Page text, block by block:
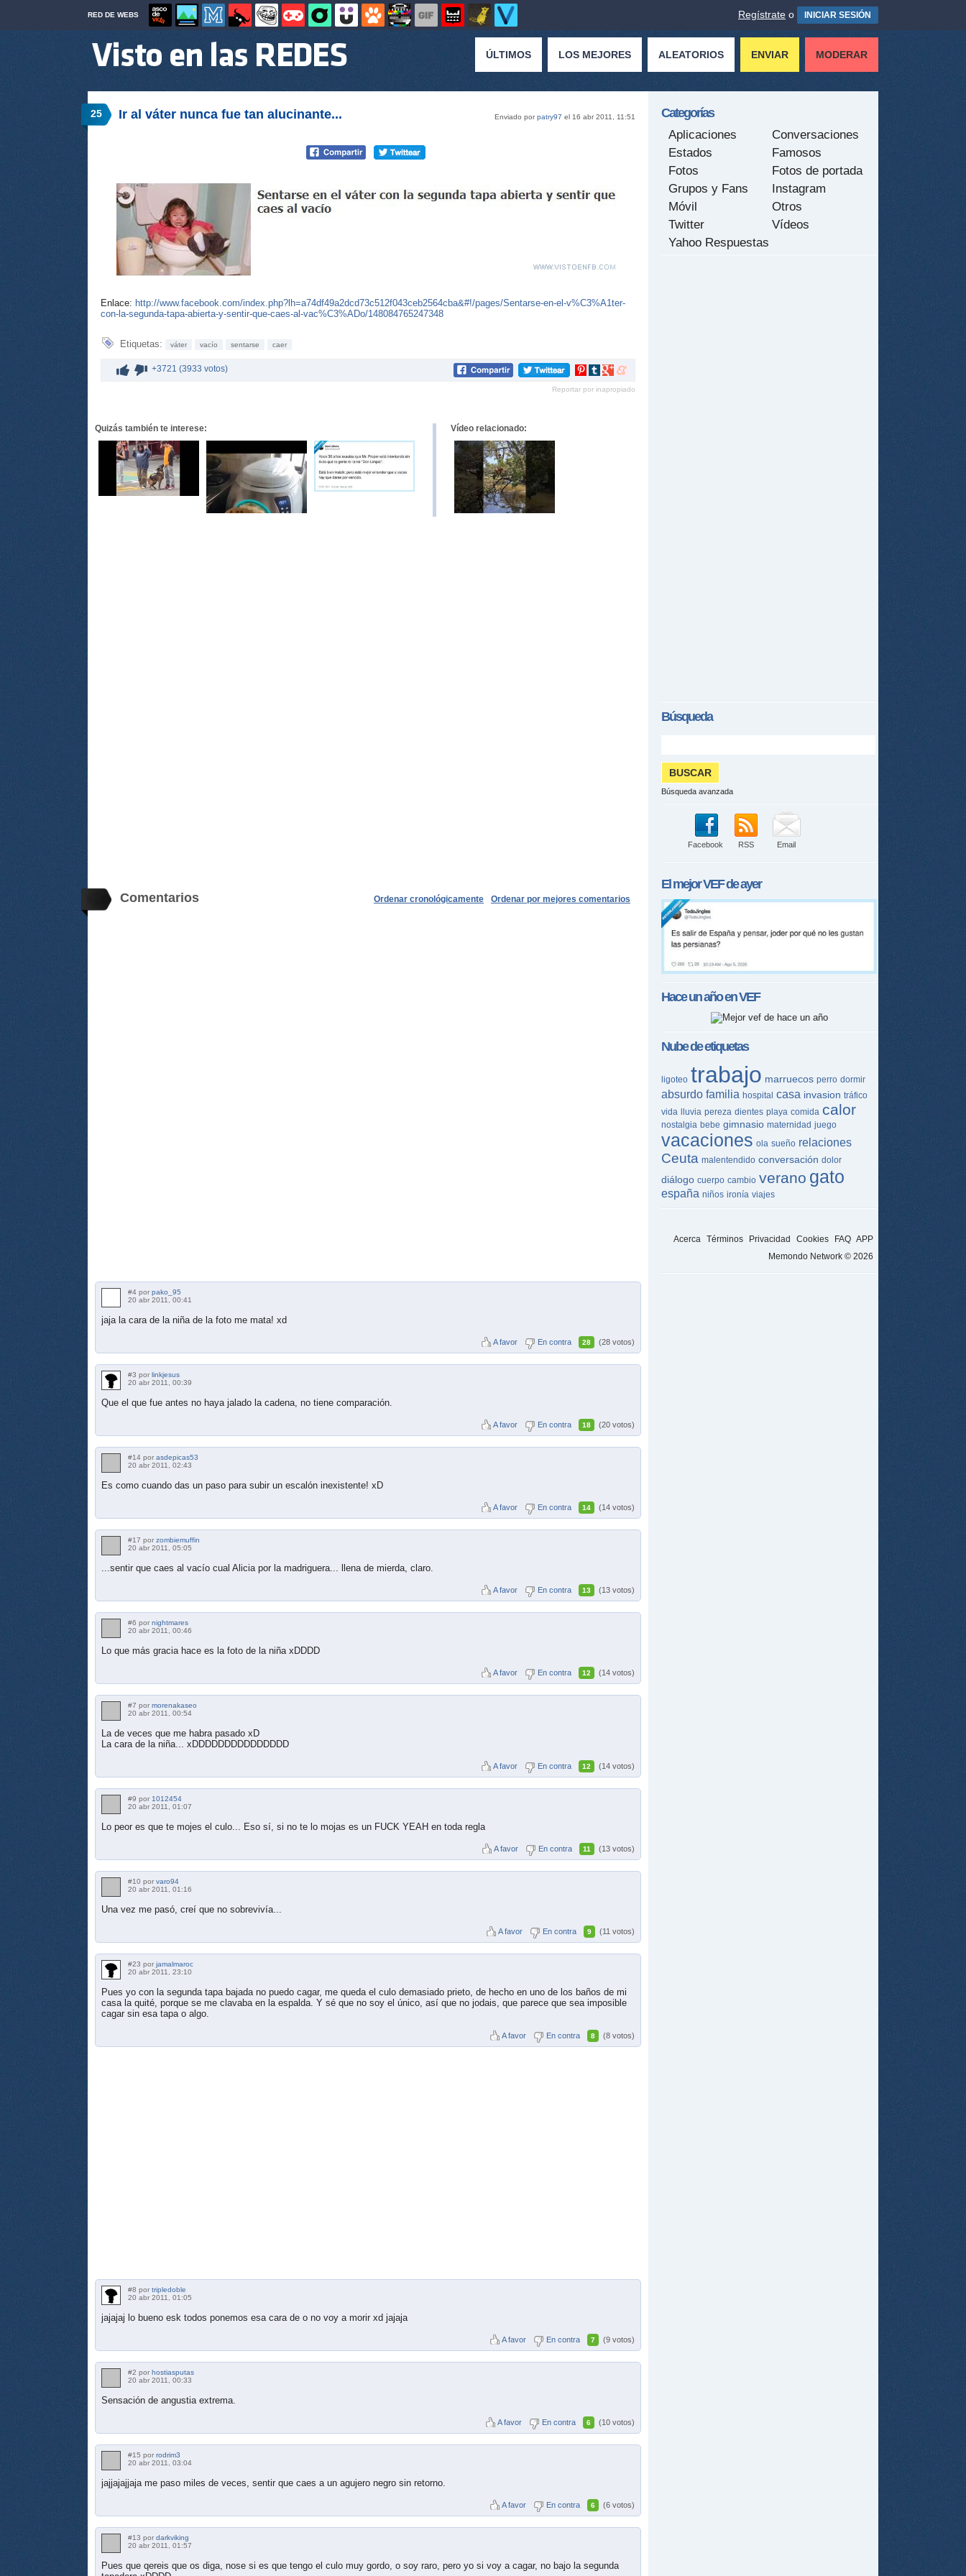
RED DE WEBS Regístrate o INICIAR SESIÓN
ÚLTIMOS LOS MEJORES ALEATORIOS ENVIAR MODERAR
25 Enviado porpatry97 el 16 abr 2011, 11:51
Ir al váter nunca fue tan alucinante...
Enlace: http://www.facebook.com/index.php?lh=a74df49a2dcd73c512f043ceb2564cba&#!/pages/Sentarse-en-el-v%C3%A1ter-
con-la-segunda-tapa-abierta-y-sentir-que-caes-al-vac%C3%ADo/148084765247348
Etiquetas: váter vacío sentarse caer
+3721 (3933 votos)
Compartir
Pinterest
Compartir
tumblr
Compartir
Google+
Compartir
meneame
Reportar por inapropiado
Quizás también te interese: Vídeo relacionado:
Comentarios Ordenar por mejores comentarios
Ordenar cronológicamente
#4 por pako_95
20 abr 2011, 00:41
jaja la cara de la niña de la foto me mata! xd
A favor En contra 28 (28 votos)
#3 por linkjesus
20 abr 2011, 00:39
Que el que fue antes no haya jalado la cadena, no tiene comparación.
A favor En contra 18 (20 votos)
#14 por asdepicas53
20 abr 2011, 02:43
Es como cuando das un paso para subir un escalón inexistente! xD
A favor En contra 14 (14 votos)
#17 por zombiemuffin
20 abr 2011, 05:05
...sentir que caes al vacío cual Alicia por la madriguera... llena de mierda, claro.
A favor En contra 13 (13 votos)
#6 por nightmares
20 abr 2011, 00:46
Lo que más gracia hace es la foto de la niña xDDDD
A favor En contra 12 (14 votos)
#7 por morenakaseo
20 abr 2011, 00:54
La de veces que me habra pasado xD
La cara de la niña... xDDDDDDDDDDDDDDD
A favor En contra 12 (14 votos)
#9 por 1012454
20 abr 2011, 01:07
Lo peor es que te mojes el culo... Eso sí, si no te lo mojas es un FUCK YEAH en toda regla
A favor En contra 11 (13 votos)
#10 por varo94
20 abr 2011, 01:16
Una vez me pasó, creí que no sobrevivía...
A favor En contra 9 (11 votos)
#23 por jamalmaroc
20 abr 2011, 23:10
Pues yo con la segunda tapa bajada no puedo cagar, me queda el culo demasiado prieto, de hecho en uno de los baños de mi
casa la quité, porque se me clavaba en la espalda. Y sé que no soy el único, así que no jodais, que parece que sea imposible
cagar sin esa tapa o algo.
A favor En contra 8 (8 votos)
#8 por tripledoble
20 abr 2011, 01:05
jajajaj lo bueno esk todos ponemos esa cara de o no voy a morir xd jajaja
A favor En contra 7 (9 votos)
#2 por hostiasputas
20 abr 2011, 00:33
Sensación de angustia extrema.
A favor En contra 6 (10 votos)
#15 por rodrim3
20 abr 2011, 03:04
jajjajajjaja me paso miles de veces, sentir que caes a un agujero negro sin retorno.
A favor En contra 6 (6 votos)
#13 por darkviking
20 abr 2011, 01:57
Pues que qereis que os diga, nose si es que tengo el culo muy gordo, o soy raro, pero yo si voy a cagar, no bajo la segunda
Categorías
Aplicaciones
Conversaciones
Estados
Famosos
Fotos
Fotos de portada
Grupos y Fans
Instagram
Móvil
Otros
Twitter
Vídeos
Yahoo Respuestas
Búsqueda
Búsqueda avanzada
Facebook RSS Email
El mejorVEFde ayer
Hace un año enVEF
Nube de etiquetas
ligoteo trabajo marruecos perro dormir
absurdo familia hospital casa invasion tráfico
vida lluvia pereza dientes playa comida calor
nostalgia bebe gimnasio maternidad juego
vacaciones ola sueño relaciones
Ceuta malentendido conversación dolor
diálogo cuerpo cambio verano gato
españa niños ironía viajes
Acerca Términos Privacidad Cookies FAQ APP
Memondo Network © 2026